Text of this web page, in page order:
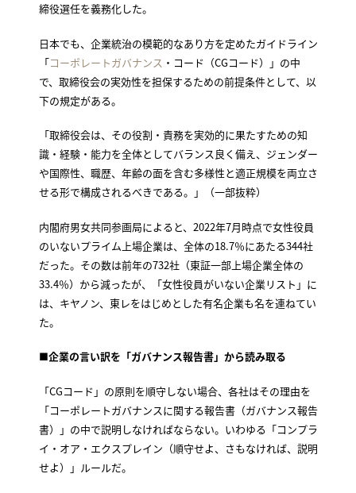
締役選任を義務化した。
日本でも、企業統治の模範的なあり方を定めたガイドライン
「コーポレートガバナンス ・コード（CGコード）」の中
で、取締役会の実効性を担保するための前提条件として、以
下の規定がある。
「取締役会は、その役割・責務を実効的に果たすための知
識・経験・能力を全体としてバランス良く備え、ジェンダー
や国際性、職歴、年齢の面を含む多様性と適正規模を両立さ
せる形で構成されるべきである。」（一部抜粋）
内閣府男女共同参画局によると、2022年7月時点で女性役員
のいないプライム上場企業は、全体の18.7％にあたる344社
だった。その数は前年の732社（東証一部上場企業全体の
33.4％）から減ったが、「女性役員がいない企業リスト」に
は、キヤノン、東レをはじめとした有名企業も名を連ねてい
た。
■企業の言い訳を「ガバナンス報告書」から読み取る
「CGコード」の原則を順守しない場合、各社はその理由を
「コーポレートガバナンスに関する報告書（ガバナンス報告
書）」の中で説明しなければならない。いわゆる「コンプラ
イ・オア・エクスプレイン（順守せよ、さもなければ、説明
せよ）」ルールだ。